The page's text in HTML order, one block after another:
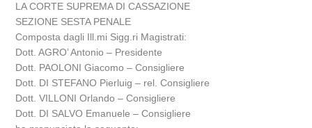
LA CORTE SUPREMA DI CASSAZIONE
SEZIONE SESTA PENALE
Composta dagli Ill.mi Sigg.ri Magistrati:
Dott. AGRO’ Antonio – Presidente
Dott. PAOLONI Giacomo – Consigliere
Dott. DI STEFANO Pierluig – rel. Consigliere
Dott. VILLONI Orlando – Consigliere
Dott. DI SALVO Emanuele – Consigliere